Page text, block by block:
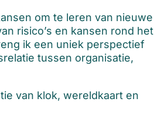
om te leren van nieuwe
risico’s en kansen rond het
ik een uniek perspectief
tussen organisatie,
van klok, wereldkaart en